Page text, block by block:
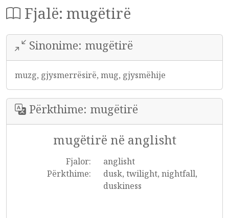
Fjalë: mugëtirë
Sinonime: mugëtirë
muzg, gjysmerrësirë, mug, gjysmëhije
Përkthime: mugëtirë
mugëtirë në anglisht
Fjalor:
anglisht
Përkthime:
dusk, twilight, nightfall,
duskiness